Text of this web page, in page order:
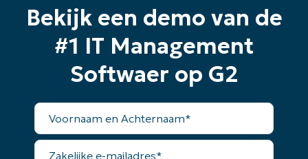
Bekijk een demo van de
#1 IT Management
Softwaer op G2
Voornaam
Achternaam*
Zakelijke